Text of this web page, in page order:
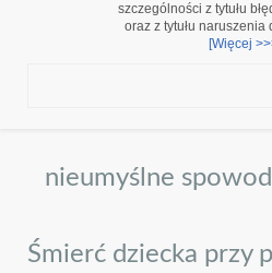
szczególności z tytułu
oraz z tytułu naruszenia
[Więcej
nieumyślne
Śmierć dziecka przy